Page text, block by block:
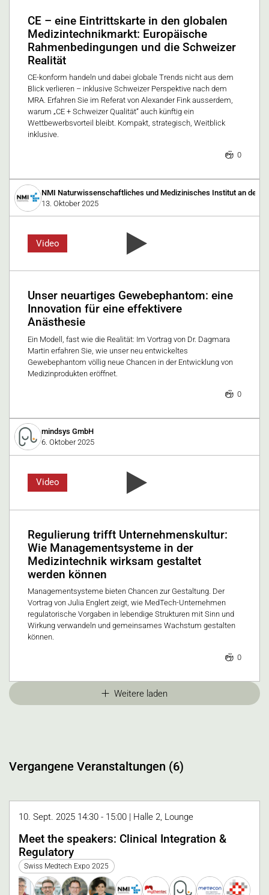
CE – eine Eintrittskarte in den globalen
Medizintechnikmarkt: Europäische
Rahmenbedingungen und die Schweizer
Realität
CE-konform handeln und dabei globale Trends nicht aus dem
Blick verlieren – inklusive Schweizer Perspektive nach dem
MRA. Erfahren Sie im Referat von Alexander Fink ausserdem,
warum „CE + Schweizer Qualität“ auch künftig ein
Wettbewerbsvorteil bleibt. Kompakt, strategisch, Weitblick
inklusive.
0
NMI Naturwissenschaftliches und Medizinisches Institut an der
13. Oktober 2025
Video
Unser neuartiges Gewebephantom: eine
Innovation für eine effektivere
Anästhesie
Ein Modell, fast wie die Realität: Im Vortrag von Dr. Dagmara
Martin erfahren Sie, wie unser neu entwickeltes
Gewebephantom völlig neue Chancen in der Entwicklung von
Medizinprodukten eröffnet.
0
mindsys GmbH
6. Oktober 2025
Video
Regulierung trifft Unternehmenskultur:
Wie Managementsysteme in der
Medizintechnik wirksam gestaltet
werden können
Managementsysteme bieten Chancen zur Gestaltung. Der
Vortrag von Julia Englert zeigt, wie MedTech-Unternehmen
regulatorische Vorgaben in lebendige Strukturen mit Sinn und
Wirkung verwandeln und gemeinsames Wachstum gestalten
können.
0
Weitere laden
Vergangene Veranstaltungen (6)
10. Sept. 2025 14:30 - 15:00 | Halle 2, Lounge
Meet the speakers: Clinical Integration &
Regulatory
Swiss Medtech Expo 2025